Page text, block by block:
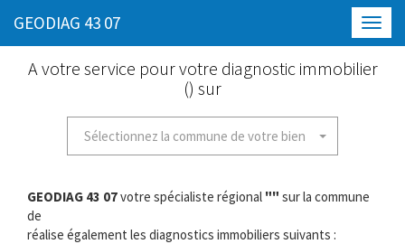
GEODIAG 43 07
A votre service pour votre diagnostic immobilier
() sur
Sélectionnez la commune de votre bien
GEODIAG 43 07votre spécialiste régional "" sur la commune
de
réalise également les diagnostics immobiliers suivants :